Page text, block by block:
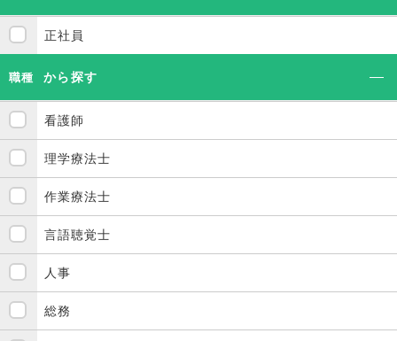
正社員
職種 から探す
看護師
理学療法士
作業療法士
言語聴覚士
人事
総務